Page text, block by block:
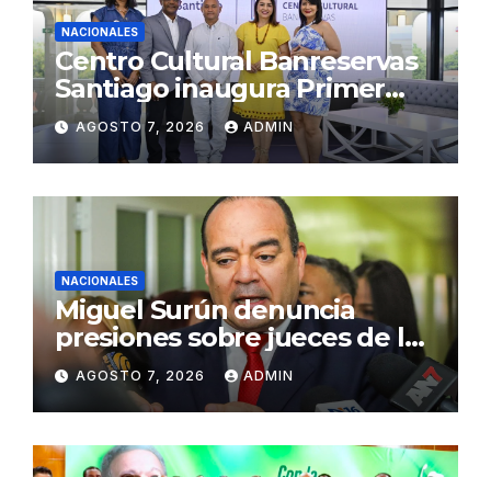
NACIONALES
Centro Cultural Banreservas
Santiago inaugura Primer
Congreso de Artesanos de
Santiago
AGOSTO 7, 2026 ADMIN
NACIONALES
Miguel Surún denuncia
presiones sobre jueces de la
Suprema Corte de Justicia
AGOSTO 7, 2026 ADMIN